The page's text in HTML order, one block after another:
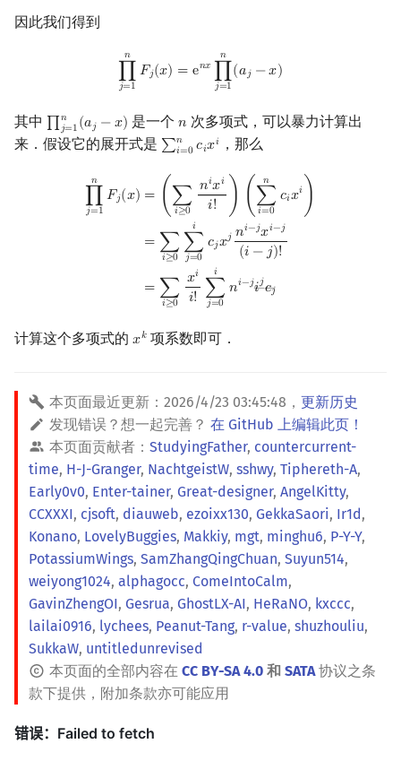
因此我们得到
𝑛
∏
𝑗=1
𝐹𝑗(𝑥) = e𝑛𝑥
𝑛
∏
𝑗=1
(𝑎𝑗 −𝑥)
∏j= F ( nx ∏j=1n )
其中 ∏𝑛
𝑗=1(𝑎𝑗 −𝑥)
∏j=1n(aj −x) 是一个𝑛
n 次多项式，可以暴力计算出
来．假设它的展开式是 ∑𝑛
𝑖=0 𝑐𝑖𝑥𝑖
∑i=0ncixi ，那么
𝑛
∏
𝑗=1
𝐹𝑗(𝑥) = ( ∑
𝑖≥0
𝑛𝑖𝑥𝑖
𝑖! ) (
𝑛
∑
𝑖=0
𝑐𝑖𝑥𝑖 )
= ∑
𝑖≥0
𝑖
∑
𝑗=0
𝑐𝑗𝑥𝑗 𝑛𝑖−𝑗𝑥𝑖−𝑗
(𝑖 −𝑗)!
= ∑
𝑖≥0
𝑥𝑖
𝑖!
𝑖
∑
𝑗=0
𝑛𝑖−𝑗𝑖𝑗
――
𝑐𝑗
∑i≥ i=0nc ixi)=∑i≥ 0∑j=0 j ni
计算这个多项式的 𝑥𝑘
xk 项系数即可．
本页面最近更新： 2026/4/23 03:45:48 ， 更新历史
发现错误？想一起完善？ 在 GitHub 上编辑此页！
本页面贡献者： StudyingFather, countercurrent-
time, H-J-Granger, NachtgeistW, sshwy, Tiphereth-A,
Early0v0, Enter-tainer, Great-designer, AngelKitty,
CCXXXI, cjsoft, diauweb, ezoixx130, GekkaSaori, Ir1d,
Konano, LovelyBuggies, Makkiy, mgt, minghu6, P-Y-Y,
PotassiumWings, SamZhangQingChuan, Suyun514,
weiyong1024, alphagocc, ComeIntoCalm,
GavinZhengOI, Gesrua, GhostLX-AI, HeRaNO, kxccc,
lailai0916, lychees, Peanut-Tang, r-value, shuzhouliu,
SukkaW, untitledunrevised
本页面的全部内容在 CC BY-SA 4.0 和 SATA协议之条
款下提供，附加条款亦可能应用